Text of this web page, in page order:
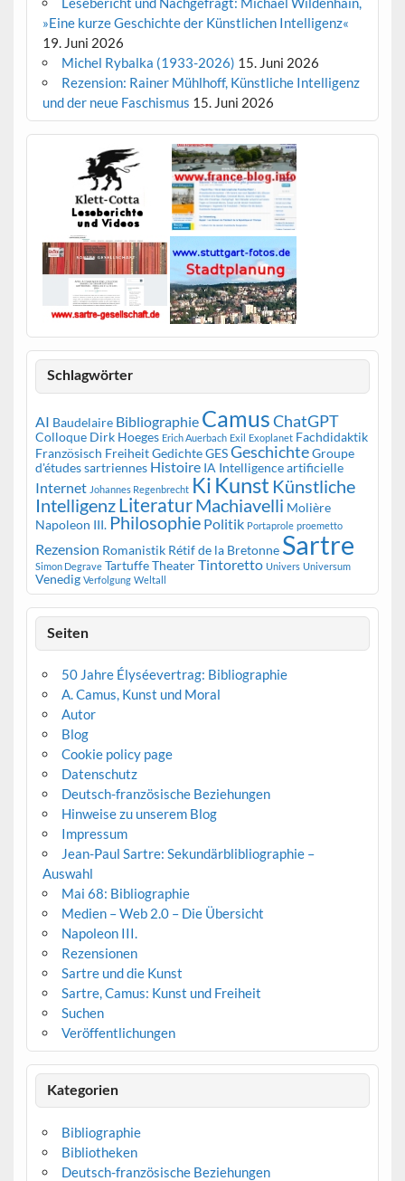
»Eine kurze Geschichte der Künstlichen Intelligenz«
19. Juni 2026
Michel Rybalka (1933-2026) 15. Juni 2026
Rezension: Rainer Mühlhoff, Künstliche Intelligenz
und der neue Faschismus 15. Juni 2026
Schlagwörter
AI Baudelaire Bibliographie CamusChatGPT
Colloque Dirk Hoeges Erich Auerbach Exil Exoplanet Fachdidaktik
Französisch FreiheitGedichteGESGeschichteGroupe
d'études sartriennes Histoire IA Intelligence artificielle
Internet Johannes Regenbrecht Ki Kunst Künstliche
IntelligenzLiteraturMachiavelli Molière
Napoleon III. Philosophie Politik Portaprole proemetto
Rezension Romanistik Rétif de la Bretonne Sartre
Simon Degrave TartuffeTheaterTintoretto Univers Universum
Venedig Verfolgung Weltall
Seiten
50 Jahre Élyséevertrag: Bibliographie
A. Camus, Kunst und Moral
Autor
Blog
Cookie policy page
Datenschutz
Deutsch-französische Beziehungen
Hinweise zu unserem Blog
Impressum
Jean-Paul Sartre: Sekundärblibliographie –
Auswahl
Mai 68: Bibliographie
Medien – Web 2.0 – Die Übersicht
Napoleon III.
Rezensionen
Sartre und die Kunst
Sartre, Camus: Kunst und Freiheit
Suchen
Veröffentlichungen
Kategorien
Bibliographie
Bibliotheken
Deutsch-französische Beziehungen